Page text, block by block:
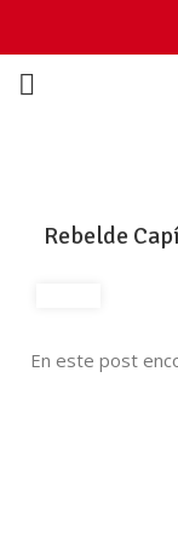
Rebelde
En este post